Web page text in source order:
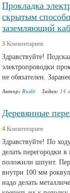
Прокладка
скрытым
заземляющий
3 Комментариев
Здравствуйте!
электропроводки
не обязателен.
Автор: Ruslir Задан: 14
Деревянные
4 Комментариев
Здравствуйте! По
делать перегородки
положили шпунт.
внутри 100 мм
надо делать